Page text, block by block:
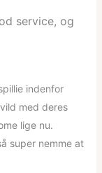
service, og
indenfor
med deres
lige nu.
super nemme at